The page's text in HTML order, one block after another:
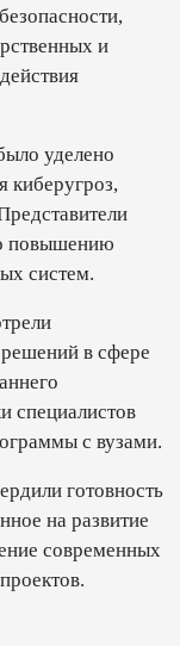
и
уделено
киберугроз,
повышению
систем.
в сфере
специалистов
с вузами.
готовность
на развитие
современных